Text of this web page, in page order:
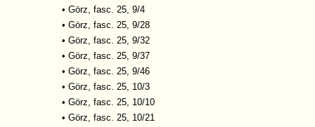
• Görz, fasc. 25, 9/4
• Görz, fasc. 25, 9/28
• Görz, fasc. 25, 9/32
• Görz, fasc. 25, 9/37
• Görz, fasc. 25, 9/46
• Görz, fasc. 25, 10/3
• Görz, fasc. 25, 10/10
• Görz, fasc. 25, 10/21